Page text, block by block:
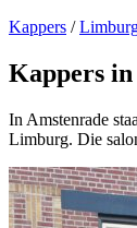
Kappers /
Kappers
In Amstenrade
Limburg. Die